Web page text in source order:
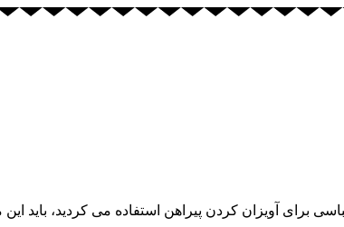
آشپزباشی #خانه_داری ، شماره ۱۹ اگر تا به حال تنها از چوب لباسی برای آویزان کردن پیراهن